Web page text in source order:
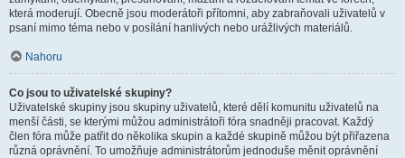
která moderují. Obecně jsou moderátoři přítomni, aby zabraňovali uživatelů v
psaní mimo téma nebo v posílání hanlivých nebo urážlivých materiálů.
Nahoru
Co jsou to uživatelské skupiny?
Uživatelské skupiny jsou skupiny uživatelů, které dělí komunitu uživatelů na
menší části, se kterými můžou administrátoři fóra snadněji pracovat. Každý
člen fóra může patřit do několika skupin a každé skupině můžou být přiřazena
různá oprávnění. To umožňuje administrátorům jednoduše měnit oprávnění